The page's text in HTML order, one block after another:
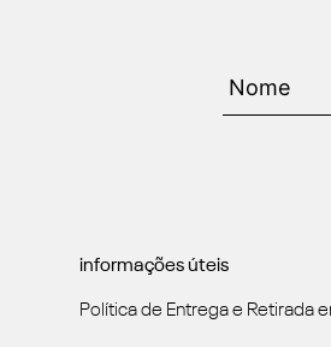
informações úteis
Política de Entrega e Retirada